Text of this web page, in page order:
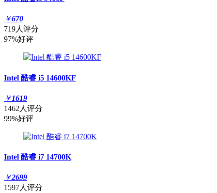
￥670
719人评分
97%好评
Intel 酷睿 i5 14600KF
￥1619
1462人评分
99%好评
Intel 酷睿 i7 14700K
￥2699
1597人评分